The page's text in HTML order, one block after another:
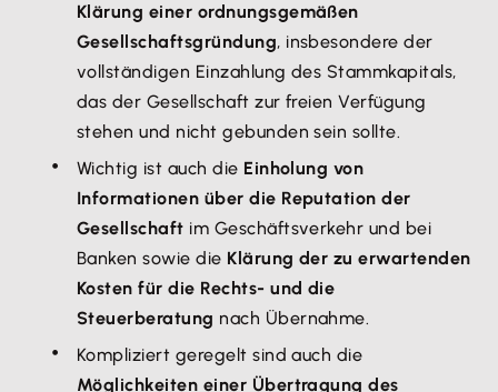
Klärung einer ordnungsgemäßen
Gesellschaftsgründung, insbesondere der
vollständigen Einzahlung des Stammkapitals,
das der Gesellschaft zur freien Verfügung
stehen und nicht gebunden sein sollte.
Wichtig ist auch die Einholung von
Informationen über die Reputation der
Gesellschaft im Geschäftsverkehr und bei
Banken sowie die Klärung der zu erwartenden
Kosten für die Rechts- und die
Steuerberatung nach Übernahme.
Kompliziert geregelt sind auch die
Möglichkeiten einer Übertragung des